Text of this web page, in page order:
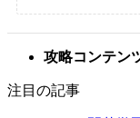
攻略コンテン
注目の記事